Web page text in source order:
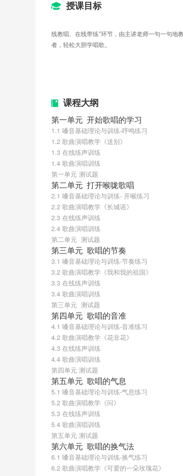
授课目标
线教唱、在线带练”环节，由主讲老师一句一句地
者，轻松大胆学唱歌。
课程大纲
第一单元  开始歌唱的学习
1.1 嗓音基础理论与训练-哼鸣练习
1.2 歌曲演唱教学《送别》
1.3 在线练声训练
1.4 歌曲演唱训练
第一单元 测试题
第二单元  打开喉咙歌唱
2.1 嗓音基础理论与训练- 开喉练习
2.2 歌曲演唱教学《长城谣》
2.3 在线练声训练
2.4 歌曲演唱训练
第二单元  测试题
第三单元  歌唱的节奏
3.1 嗓音基础理论与训练-节奏练习
3.2 歌曲演唱教学《我和我的祖国》
3.3 在线练声训练
3.4 歌曲演唱训练
第三单元  测试题
第四单元  歌唱的音准
4.1 嗓音基础理论与训练-音准练习
4.2 歌曲演唱教学《花非花》
4.3 在线练声训练
4.4 歌曲演唱训练
第四单元 测试题
第五单元  歌唱的气息
5.1 嗓音基础理论与训练-气息练习
5.2 歌曲演唱教学《问》
5.3 在线练声训练
5.4 歌曲演唱训练
第五单元 测试题
第六单元  歌唱的换气法
6.1 嗓音基础理论与训练-换气练习
6.2 歌曲演唱教学《可爱的一朵玫瑰花》